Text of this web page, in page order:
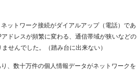
ットワーク接続がダイアルアップ（電話）であ
ドレスが頻繁に変わる、通信帯域が狭いなどの
せんでした。（踏み台に出来ない）
、数十万件の個人情報データがネットワークを